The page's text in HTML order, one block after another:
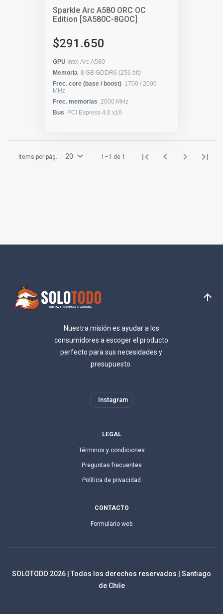
Sparkle Arc A580 ORC OC
Edition [SA580C-8GOC]
$291.650
GPU Intel Arc A580
Memoria 8 GB GDDR6 (256 bit)
Frec. core (base / boost) 1700 / 2000
MHz
Frec. memorias 2000 MHz
Bus PCI Express 4.0 x16
Items por pág. 20 1–1 de 1
Nuestra misión es ayudar a los
consumidores a escoger el producto
perfecto para sus necesidades y
presupuesto.
Instagram
LEGAL
Términos y condiciones
Preguntas frecuentes
Política de privacidad
CONTACTO
Formulario web
SOLOTODO 2026 | Todos los derechos reservados | Santiago
de Chile